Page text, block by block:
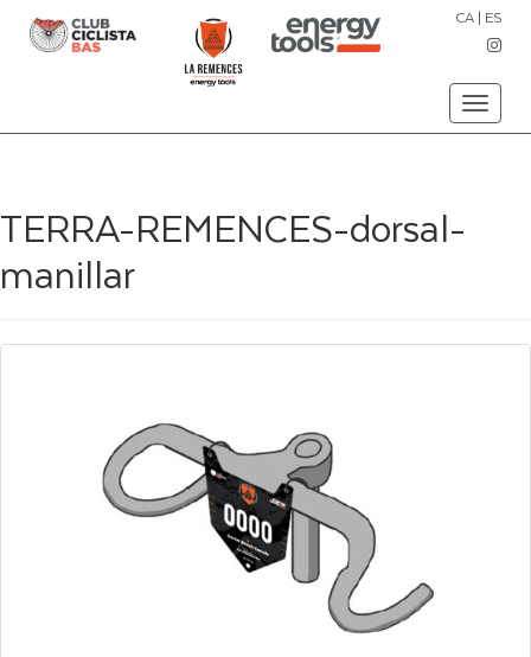
Toggle
CA | ES
TERRA-REMENCES-dorsal-
manillar